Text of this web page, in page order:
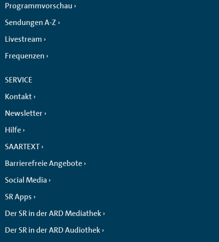
Programmvorschau
Sendungen A-Z
Livestream
Frequenzen
SERVICE
Kontakt
Newsletter
Hilfe
SAARTEXT
Barrierefreie Angebote
Social Media
SR Apps
Der SR in der ARD Mediathek
Der SR in der ARD Audiothek